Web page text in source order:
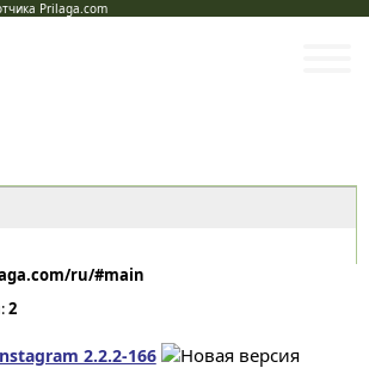
Prilaga.com
ru/#main
2
2.2.2-166